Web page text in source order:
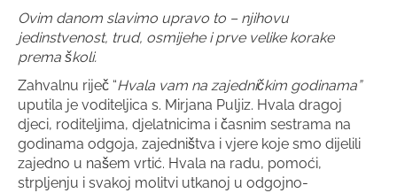
Ovim danom slavimo upravo to – njihovu
jedinstvenost, trud, osmijehe i prve velike korake
prema školi.
Zahvalnu riječ “Hvala vam na zajedničkim godinama”
uputila je voditeljica s. Mirjana Puljiz. Hvala dragoj
djeci, roditeljima, djelatnicima i časnim sestrama na
godinama odgoja, zajedništva i vjere koje smo dijelili
zajedno u našem vrtić. Hvala na radu, pomoći,
strpljenju i svakoj molitvi utkanoj u odgojno-